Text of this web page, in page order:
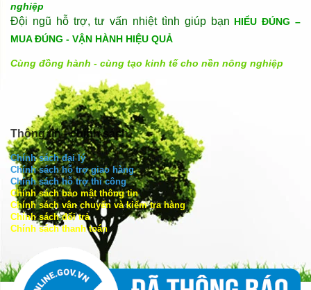
nghiệp
Đội ngũ hỗ trợ, tư vấn nhiệt tình giúp bạn HIỂU ĐÚNG –
MUA ĐÚNG - VẬN HÀNH HIỆU QUẢ
Cùng đồng hành - cùng tạo kinh tế cho nền nông nghiệp
Thông tin - chính sách
Chính sách đại lý
Chính sách hỗ trợ giao hàng
Chính sách hỗ trợ thi công
Chính sách bảo mật thông tin
Chính sách vận chuyển và kiểm tra hàng
Chính sách đổi trả
Chính sách thanh toán